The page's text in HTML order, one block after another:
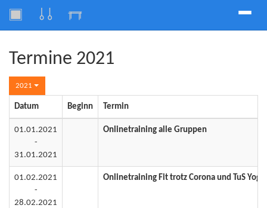
Toggle
Termine 2021
2021
Datum Beginn Termin
01.01.2021
-
31.01.2021
Onlinetraining alle Gruppen
01.02.2021
-
28.02.2021
Onlinetraining Fit trotz Corona und TuS Yoga